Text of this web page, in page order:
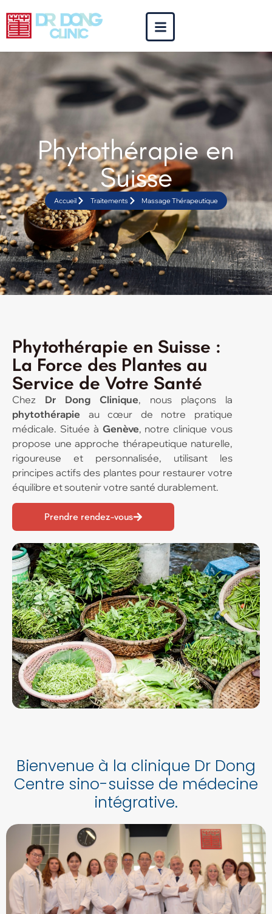
Phytothérapie en
Suisse
Accueil Traitements Massage Thérapeutique
Phytothérapie en Suisse :
La Force des Plantes au
Service de Votre Santé
Chez Dr Dong Clinique, nous plaçons la
phytothérapie au cœur de notre pratique
médicale. Située à Genève, notre clinique vous
propose une approche thérapeutique naturelle,
rigoureuse et personnalisée, utilisant les
principes actifs des plantes pour restaurer votre
équilibre et soutenir votre santé durablement.
Prendre rendez-vous
Bienvenue à la clinique Dr Dong
Centre sino-suisse de médecine
intégrative.